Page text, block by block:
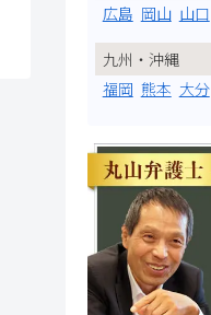
広島 岡山 山口
九州・沖縄
福岡 熊本 大分